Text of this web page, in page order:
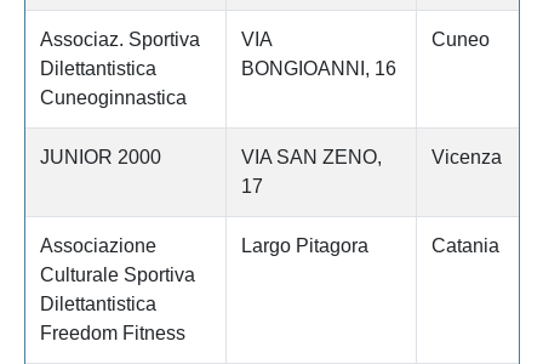
Associaz. Sportiva
Dilettantistica
Cuneoginnastica
VIA
BONGIOANNI, 16
Cuneo
JUNIOR 2000
VIA SAN ZENO,
17
Vicenza
Associazione
Culturale Sportiva
Dilettantistica
Freedom Fitness
Largo Pitagora Catania